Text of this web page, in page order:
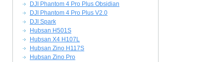
DJI Phantom 4 Pro Plus Obsidian
DJI Phantom 4 Pro Plus V2.0
DJI Spark
Hubsan H501S
Hubsan X4 H107L
Hubsan Zino H117S
Hubsan Zino Pro